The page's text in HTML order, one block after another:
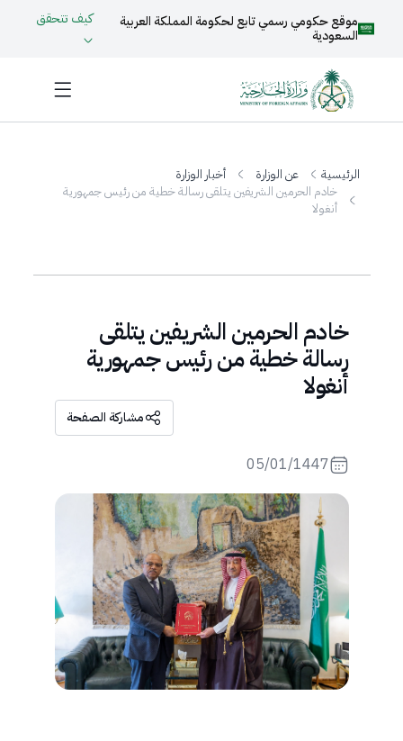
موقع حكومي رسمي تابع لحكومة المملكة العربية
السعودية
كيف تتحقق
الرئيسية عن الوزارة
أخبار الوزارة
خادم الحرمين الشريفين يتلقى رسالة خطية من رئيس جمهورية
أنغولا
خادم الحرمين الشريفين يتلقى
رسالة خطية من رئيس جمهورية
أنغولا
مشاركة الصفحة
05/01/1447